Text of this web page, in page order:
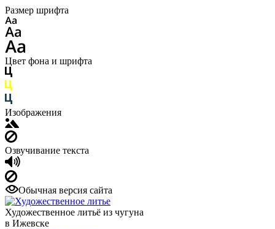
Размер шрифта
Цвет фона и шрифта
Изображения
Озвучивание текста
Обычная версия сайта
Художественное литьё из чугуна
в Ижевске